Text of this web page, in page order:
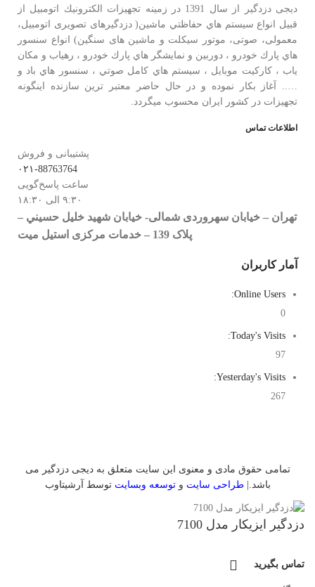
دیجی دزدگیر از سال 1391 در زمينه تجهيزات الكترونيك اتومبیل از
قبيل انواع سيستم هاي حفاظتي ماشین( دزدگيرهای تصویری اتومبیل،
معمولی، صوتی، موتور سیکلت و ماشین های سنگین) انواع سنسور
هاي پارك خودرو ، دوربين و نمايشگر هاي پارك خودرو ، رهياب و مكان
ياب ، كاركيت موبايل ، سيستم هاي كامل صوتي ، سنسور هاي باد و
….. آغاز بكار نموده و در حال حاضر معتبر ترين سازنده اينگونه
تجهيزات در كشور ایران محسوب ميگردد.
اطلاعات تماس
پشتیبانی و فروش
۰۲۱-88763764
ساعت پاسخ‌گویی
۹:۳۰ الی ۱۸:۳۰
تهران – خيابان سهروردی شمالی- خيابان شهيد خليل حسيني –
پلاک 139 – خدمات مرکزی استیل میت
آمار کاربران
Online Users:
0
Today's Visits:
97
Yesterday's Visits:
267
تمامی حقوق مادی و معنوی این سایت متعلق به دیجی دزدگیر می
باشد.|طراحی سایت وتوسعه وبسایت توسط آرشیتاوب
دزدگیر ایزیکار مدل 7100
تماس بگیرید